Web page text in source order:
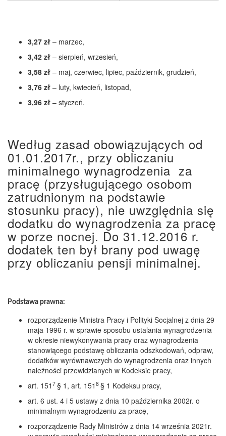
3,27 zł – marzec,
3,42 zł – sierpień, wrzesień,
3,58 zł – maj, czerwiec, lipiec, październik, grudzień,
3,76 zł – luty, kwiecień, listopad,
3,96 zł – styczeń.
Według zasad obowiązujących od
01.01.2017r., przy obliczaniu
minimalnego wynagrodzenia za
pracę (przysługującego osobom
zatrudnionym na podstawie
stosunku pracy), nie uwzględnia się
dodatku do wynagrodzenia za pracę
w porze nocnej. Do 31.12.2016 r.
dodatek ten był brany pod uwagę
przy obliczaniu pensji minimalnej.
Podstawa prawna:
rozporządzenie Ministra Pracy i Polityki Socjalnej z dnia 29
maja 1996 r. w sprawie sposobu ustalania wynagrodzenia
w okresie niewykonywania pracy oraz wynagrodzenia
stanowiącego podstawę obliczania odszkodowań, odpraw,
dodatków wyrównawczych do wynagrodzenia oraz innych
należności przewidzianych w Kodeksie pracy,
art. 151 7 § 1, art. 151 8 § 1 Kodeksu pracy,
art. 6 ust. 4 i 5 ustawy z dnia 10 października 2002r. o
minimalnym wynagrodzeniu za pracę,
rozporządzenie Rady Ministrów z dnia 14 września 2021r.